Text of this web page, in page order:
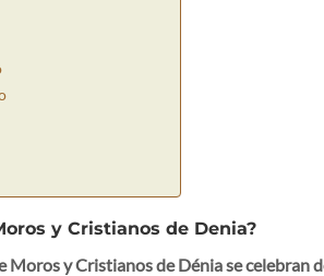
y Cristianos de Denia?
Moros y Cristianos de Dénia se celebran